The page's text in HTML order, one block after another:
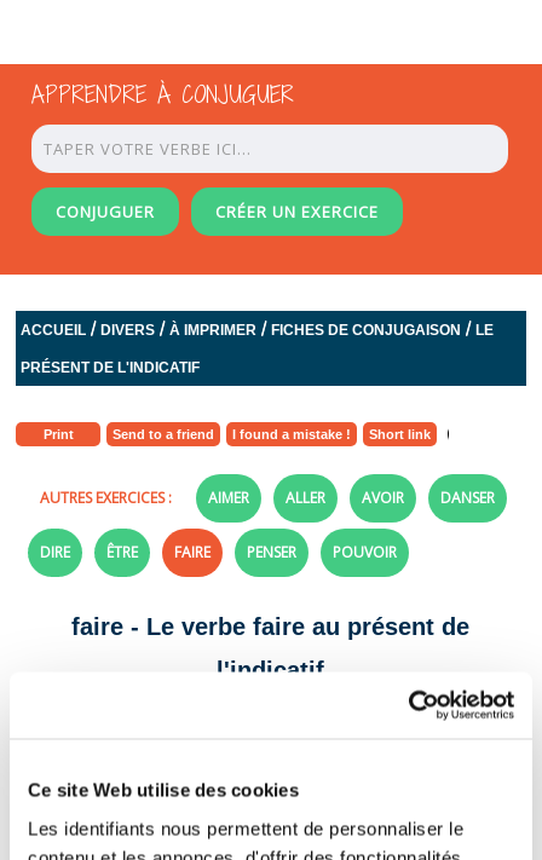
Ce site Web utilise des cookies
Les identifiants nous permettent de personnaliser le
APPRENDRE À CONJUGUER
CONJUGUER CRÉER UN EXERCICE
ACCUEIL /DIVERS /À IMPRIMER /FICHES DE CONJUGAISON /LE
PRÉSENT DE L'INDICATIF
Print Send to a friend I found a mistake ! Short link
AUTRES EXERCICES : AIMER ALLER AVOIR DANSER
DIRE ÊTRE FAIRE PENSER POUVOIR
faire - Le verbe faire au présent de
l'indicatif
Fiche de conjugaison à imprimer et à connaître